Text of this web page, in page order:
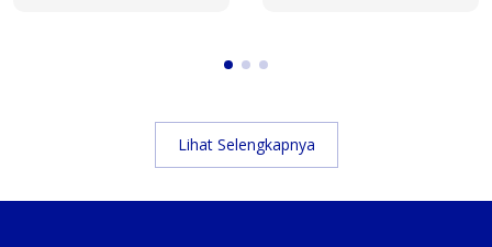
Lihat Selengkapnya